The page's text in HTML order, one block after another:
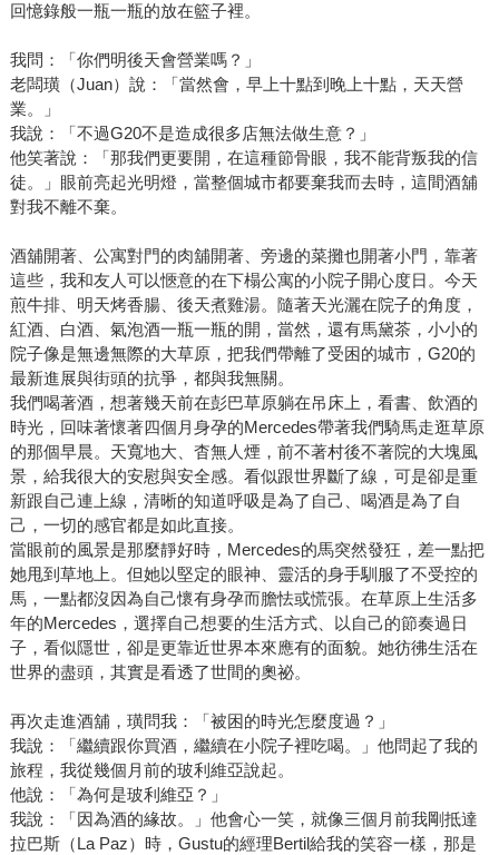
回憶錄般一瓶一瓶的放在籃子裡。
我問：「你們明後天會營業嗎？」
老闆璜（Juan）說：「當然會，早上十點到晚上十點，天天營
業。」
我說：「不過G20不是造成很多店無法做生意？」
他笑著說：「那我們更要開，在這種節骨眼，我不能背叛我的信
徒。」眼前亮起光明燈，當整個城市都要棄我而去時，這間酒舖
對我不離不棄。
酒舖開著、公寓對門的肉舖開著、旁邊的菜攤也開著小門，靠著
這些，我和友人可以愜意的在下榻公寓的小院子開心度日。今天
煎牛排、明天烤香腸、後天煮雞湯。隨著天光灑在院子的角度，
紅酒、白酒、氣泡酒一瓶一瓶的開，當然，還有馬黛茶，小小的
院子像是無邊無際的大草原，把我們帶離了受困的城市，G20的
最新進展與街頭的抗爭，都與我無關。
我們喝著酒，想著幾天前在彭巴草原躺在吊床上，看書、飲酒的
時光，回味著懷著四個月身孕的Mercedes帶著我們騎馬走逛草原
的那個早晨。天寬地大、杳無人煙，前不著村後不著院的大塊風
景，給我很大的安慰與安全感。看似跟世界斷了線，可是卻是重
新跟自己連上線，清晰的知道呼吸是為了自己、喝酒是為了自
己，一切的感官都是如此直接。
當眼前的風景是那麼靜好時，Mercedes的馬突然發狂，差一點把
她甩到草地上。但她以堅定的眼神、靈活的身手馴服了不受控的
馬，一點都沒因為自己懷有身孕而膽怯或慌張。在草原上生活多
年的Mercedes，選擇自己想要的生活方式、以自己的節奏過日
子，看似隱世，卻是更靠近世界本來應有的面貌。她彷彿生活在
世界的盡頭，其實是看透了世間的奧祕。
再次走進酒舖，璜問我：「被困的時光怎麼度過？」
我說：「繼續跟你買酒，繼續在小院子裡吃喝。」他問起了我的
旅程，我從幾個月前的玻利維亞說起。
他說：「為何是玻利維亞？」
我說：「因為酒的緣故。」他會心一笑，就像三個月前我剛抵達
拉巴斯（La Paz）時，Gustu的經理Bertil給我的笑容一樣，那是